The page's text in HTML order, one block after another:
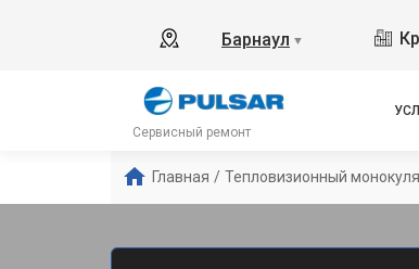
Барнаул ▼
Сервисный ремонт
Главная / Тепловизионный